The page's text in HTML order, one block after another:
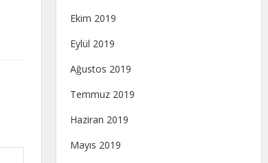
Ekim 2019
Eylül 2019
Ağustos 2019
Temmuz 2019
Haziran 2019
Mayıs 2019